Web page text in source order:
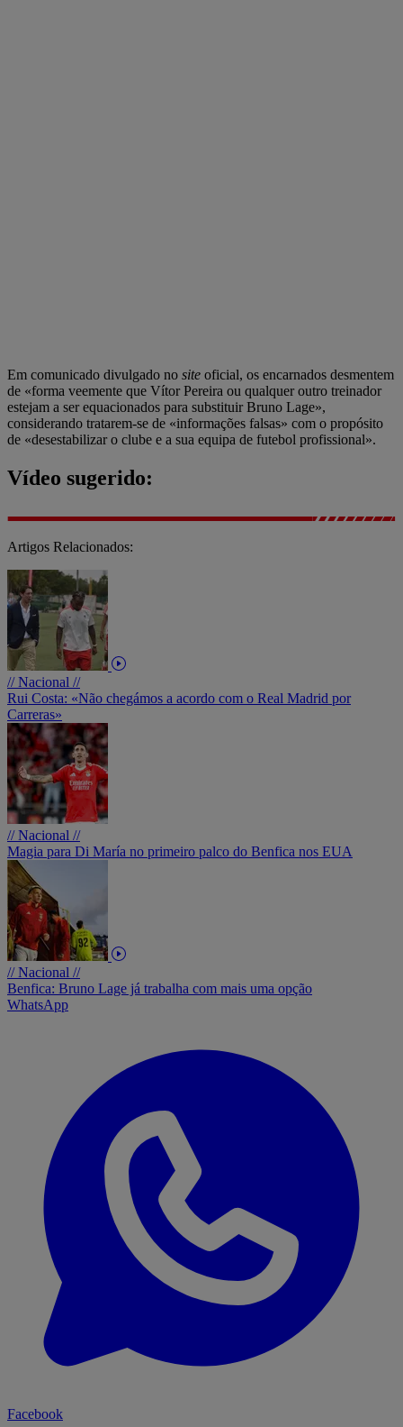
Em comunicado divulgado no site oficial, os encarnados desmentem
de «forma veemente que Vítor Pereira ou qualquer outro treinador
estejam a ser equacionados para substituir Bruno Lage»,
considerando tratarem-se de «informações falsas» com o propósito
de «desestabilizar o clube e a sua equipa de futebol profissional».
Vídeo sugerido:
Artigos Relacionados:
// Nacional //
Rui Costa: «Não chegámos a acordo com o Real Madrid por
Carreras»
// Nacional //
Magia para Di María no primeiro palco do Benfica nos EUA
// Nacional //
Benfica: Bruno Lage já trabalha com mais uma opção
WhatsApp
Facebook